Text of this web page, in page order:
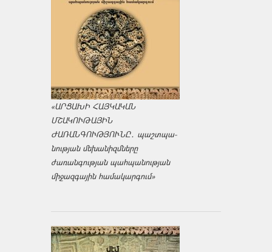
«ԱՐՑԱԽԻ ՀԱՅԿԱԿԱՆ
ՄՇԱԿՈՒԹԱՅԻՆ
ԺԱՌԱՆԳՈՒԹՅՈՒՆԸ․ պաշտպա­
նության մեխանիզմները
ժառանգության պահպանության
միջազ­գային համակարգում»